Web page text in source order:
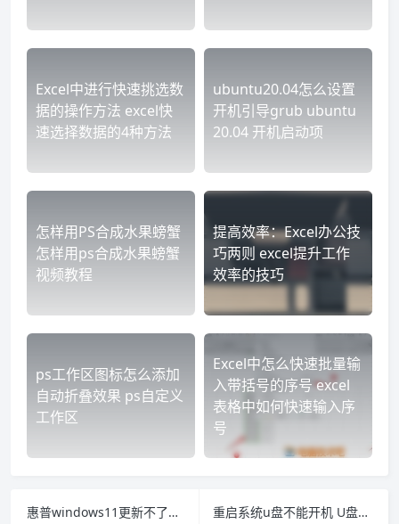
Excel中进行快速挑选数
据的操作方法 excel快
速选择数据的4种方法
ubuntu20.04怎么设置
开机引导grub ubuntu
20.04 开机启动项
怎样用PS合成水果螃蟹
怎样用ps合成水果螃蟹
视频教程
提高效率：Excel办公技
巧两则 excel提升工作
效率的技巧
ps工作区图标怎么添加
自动折叠效果 ps自定义
工作区
Excel中怎么快速批量输
入带括号的序号 excel
表格中如何快速输入序
号
惠普windows11更新不了怎么办 惠普笔记本windows更新不了 重启系统u盘不能开机 U盘启动盘启动电脑后重启后开不了机